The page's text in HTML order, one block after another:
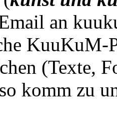
an
KuuKuM-
(Texte,
komm zu